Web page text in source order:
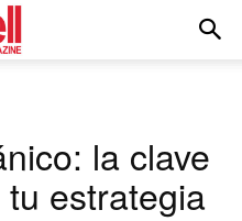
la clave
estrategia